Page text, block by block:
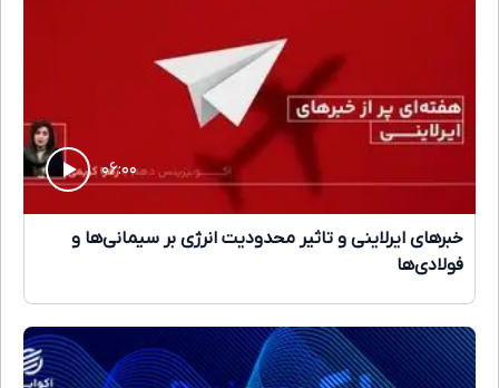
۰۶:۰۰
خبرهای ایرلاینی و تاثیر محدودیت انرژی بر سیمانی‌ها و
فولادی‌ها